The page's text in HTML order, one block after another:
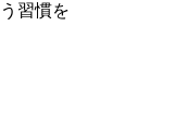
習慣を